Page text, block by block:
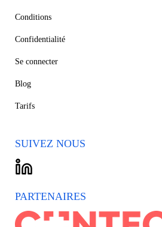
Conditions
Confidentialité
Se connecter
Blog
Tarifs
SUIVEZ NOUS
PARTENAIRES